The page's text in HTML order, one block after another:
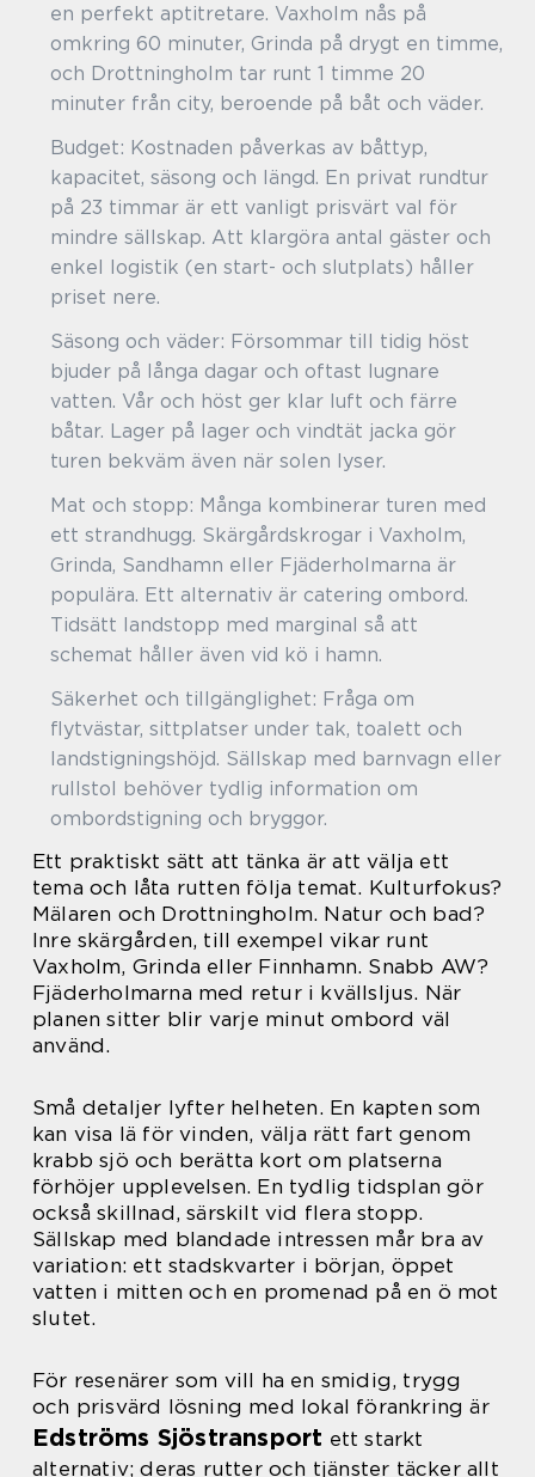
en perfekt aptitretare. Vaxholm nås på
omkring 60 minuter, Grinda på drygt en timme,
och Drottningholm tar runt 1 timme 20
minuter från city, beroende på båt och väder.
Budget: Kostnaden påverkas av båttyp,
kapacitet, säsong och längd. En privat rundtur
på 23 timmar är ett vanligt prisvärt val för
mindre sällskap. Att klargöra antal gäster och
enkel logistik (en start- och slutplats) håller
priset nere.
Säsong och väder: Försommar till tidig höst
bjuder på långa dagar och oftast lugnare
vatten. Vår och höst ger klar luft och färre
båtar. Lager på lager och vindtät jacka gör
turen bekväm även när solen lyser.
Mat och stopp: Många kombinerar turen med
ett strandhugg. Skärgårdskrogar i Vaxholm,
Grinda, Sandhamn eller Fjäderholmarna är
populära. Ett alternativ är catering ombord.
Tidsätt landstopp med marginal så att
schemat håller även vid kö i hamn.
Säkerhet och tillgänglighet: Fråga om
flytvästar, sittplatser under tak, toalett och
landstigningshöjd. Sällskap med barnvagn eller
rullstol behöver tydlig information om
ombordstigning och bryggor.
Ett praktiskt sätt att tänka är att välja ett
tema och låta rutten följa temat. Kulturfokus?
Mälaren och Drottningholm. Natur och bad?
Inre skärgården, till exempel vikar runt
Vaxholm, Grinda eller Finnhamn. Snabb AW?
Fjäderholmarna med retur i kvällsljus. När
planen sitter blir varje minut ombord väl
använd.
Små detaljer lyfter helheten. En kapten som
kan visa lä för vinden, välja rätt fart genom
krabb sjö och berätta kort om platserna
förhöjer upplevelsen. En tydlig tidsplan gör
också skillnad, särskilt vid flera stopp.
Sällskap med blandade intressen mår bra av
variation: ett stadskvarter i början, öppet
vatten i mitten och en promenad på en ö mot
slutet.
För resenärer som vill ha en smidig, trygg
och prisvärd lösning med lokal förankring är
Edströms Sjöstransport ett starkt
alternativ; deras rutter och tjänster täcker allt